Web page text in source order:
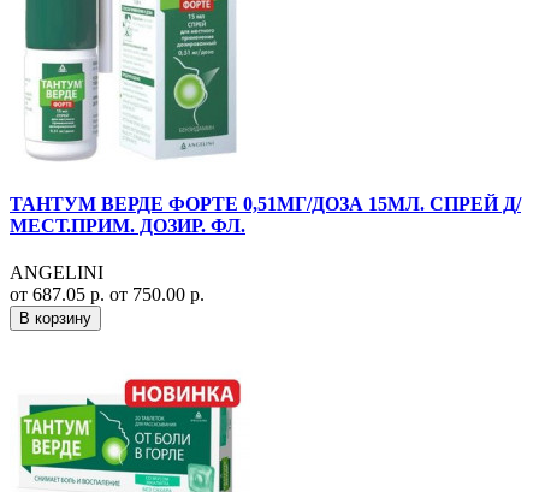
ТАНТУМ ВЕРДЕ ФОРТЕ 0,51МГ/ДОЗА 15МЛ. СПРЕЙ Д/
МЕСТ.ПРИМ. ДОЗИР. ФЛ.
ANGELINI
от 687.05 р. от 750.00 р.
В корзину